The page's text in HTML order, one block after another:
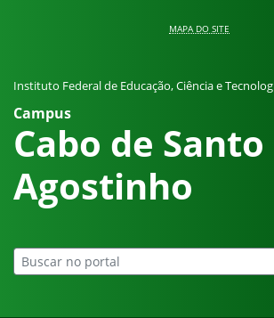
MAPA DO SITE
Instituto Federal de Educação, Ciência e
Campus
Cabo de Santo
Agostinho